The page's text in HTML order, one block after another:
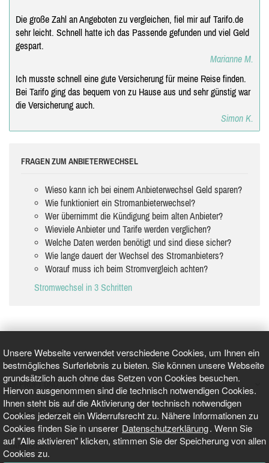
Unsere Webseite verwendet verschiedene Cookies, um Ihnen ein
bestmögliches Surferlebnis zu bieten. Sie können unsere Webseite
grundsätzlich auch ohne das Setzen von Cookies besuchen.
Hiervon ausgenommen sind die technisch notwendigen Cookies.
Ihnen steht bis auf die Aktivierung der technisch notwendigen
Cookies jederzeit ein Widerrufsrecht zu. Nähere Informationen zu
Cookies finden Sie in unserer Datenschutzerklärung. Wenn Sie
auf "Alle aktivieren" klicken, stimmen Sie der Speicherung von allen
Cookies zu.
Die große Zahl an Angeboten zu vergleichen, fiel mir auf Tarifo.de
sehr leicht. Schnell hatte ich das Passende gefunden und viel Geld
gespart.
Marianne M.
Ich musste schnell eine gute Versicherung für meine Reise finden.
Bei Tarifo ging das bequem von zu Hause aus und sehr günstig war
die Versicherung auch.
Simon K.
FRAGEN ZUM ANBIETERWECHSEL
Wieso kann ich bei einem Anbieterwechsel Geld sparen?
Wie funktioniert ein Stromanbieterwechsel?
Wer übernimmt die Kündigung beim alten Anbieter?
Wieviele Anbieter und Tarife werden verglichen?
Welche Daten werden benötigt und sind diese sicher?
Wie lange dauert der Wechsel des Stromanbieters?
Worauf muss ich beim Stromvergleich achten?
Stromwechsel in 3 Schritten
GEPRÜFT UND ZERTIFIZIERT
AKTUELLE NACHRICHTEN
TARIFO.DE